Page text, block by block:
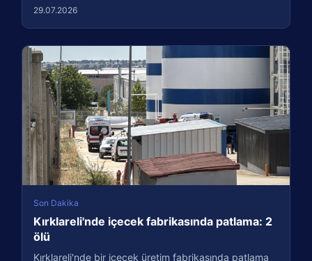
29.07.2026
Son Dakika
Kırklareli'nde içecek fabrikasında patlama: 2
ölü
Kırklareli'nde bir içecek üretim fabrikasında patlama